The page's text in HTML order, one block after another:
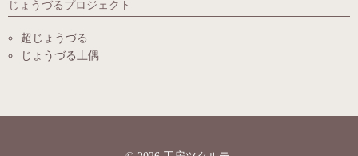
じょうづるプロジェクト
超じょうづる
じょうづる土偶